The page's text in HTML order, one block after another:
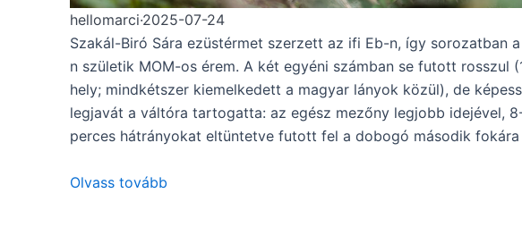
hellomarci·2025-07-24
Szakál-Biró Sára ezüstérmet szerzett az ifi Eb-n, így sorozatban
n születik MOM-os érem. A két egyéni számban se futott rosszul
hely; mindkétszer kiemelkedett a magyar lányok közül), de
legjavát a váltóra tartogatta: az egész mezőny legjobb idejével,
perces hátrányokat eltüntetve futott fel a dobogó második
Olvass tovább